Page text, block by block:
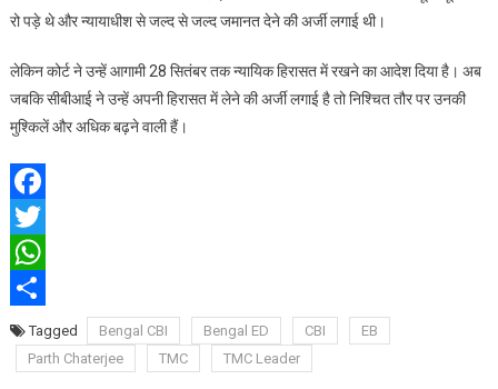
रो पड़े थे और न्यायाधीश से जल्द से जल्द जमानत देने की अर्जी लगाई थी।
लेकिन कोर्ट ने उन्हें आगामी 28 सितंबर तक न्यायिक हिरासत में रखने का आदेश दिया है। अब
जबकि सीबीआई ने उन्हें अपनी हिरासत में लेने की अर्जी लगाई है तो निश्चित तौर पर उनकी
मुश्किलें और अधिक बढ़ने वाली हैं।
Facebook
Twitter
WhatsApp
ShareTagged Bengal CBI Bengal ED CBI
EB
Parth Chaterjee
TMC TMC Leader